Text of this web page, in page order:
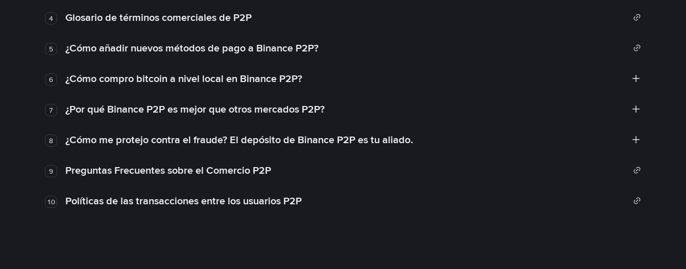
4 Glosario de términos comerciales de P2P
5 ¿Cómo añadir nuevos métodos de pago a Binance P2P?
6 ¿Cómo compro bitcoin a nivel local en Binance P2P?
7 ¿Por qué Binance P2P es mejor que otros mercados P2P?
8 ¿Cómo me protejo contra el fraude? El depósito de Binance P2P es tu aliado.
9 Preguntas Frecuentes sobre el Comercio P2P
10 Políticas de las transacciones entre los usuarios P2P